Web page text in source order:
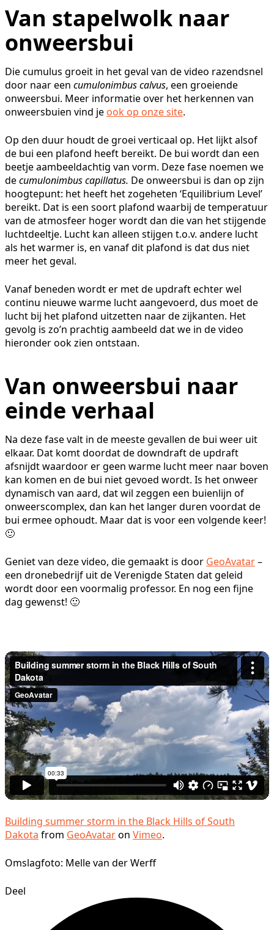
Van stapelwolk naar
onweersbui
Die cumulus groeit in het geval van de video razendsnel
door naar een cumulonimbus calvus, een groeiende
onweersbui. Meer informatie over het herkennen van
onweersbuien vind je ook op onze site.
Op den duur houdt de groei verticaal op. Het lijkt alsof
de bui een plafond heeft bereikt. De bui wordt dan een
beetje aambeeldachtig van vorm. Deze fase noemen we
decumulonimbus capillatus. De onweersbui is dan op zijn
hoogtepunt: het heeft het zogeheten ‘Equilibrium Level’
bereikt. Dat is een soort plafond waarbij de temperatuur
van de atmosfeer hoger wordt dan die van het stijgende
luchtdeeltje. Lucht kan alleen stijgen t.o.v. andere lucht
als het warmer is, en vanaf dit plafond is dat dus niet
meer het geval.
Vanaf beneden wordt er met de updraft echter wel
continu nieuwe warme lucht aangevoerd, dus moet de
lucht bij het plafond uitzetten naar de zijkanten. Het
gevolg is zo’n prachtig aambeeld dat we in de video
hieronder ook zien ontstaan.
Van onweersbui naar
einde verhaal
Na deze fase valt in de meeste gevallen de bui weer uit
elkaar. Dat komt doordat de downdraft de updraft
afsnijdt waardoor er geen warme lucht meer naar boven
kan komen en de bui niet gevoed wordt. Is het onweer
dynamisch van aard, dat wil zeggen een buienlijn of
onweerscomplex, dan kan het langer duren voordat de
bui ermee ophoudt. Maar dat is voor een volgende keer!
🙂
Geniet van deze video, die gemaakt is door GeoAvatar–
een dronebedrijf uit de Verenigde Staten dat geleid
wordt door een voormalig professor. En nog een fijne
dag gewenst! 🙂
Building summer storm in the Black Hills of South
Dakota from GeoAvataron Vimeo.
Omslagfoto: Melle van der Werff
Deel